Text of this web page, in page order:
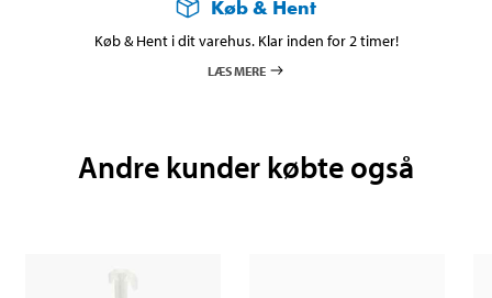
Køb & Hent
Køb & Hent i dit varehus. Klar inden for 2 timer!
LÆS MERE
Andre kunder købte også